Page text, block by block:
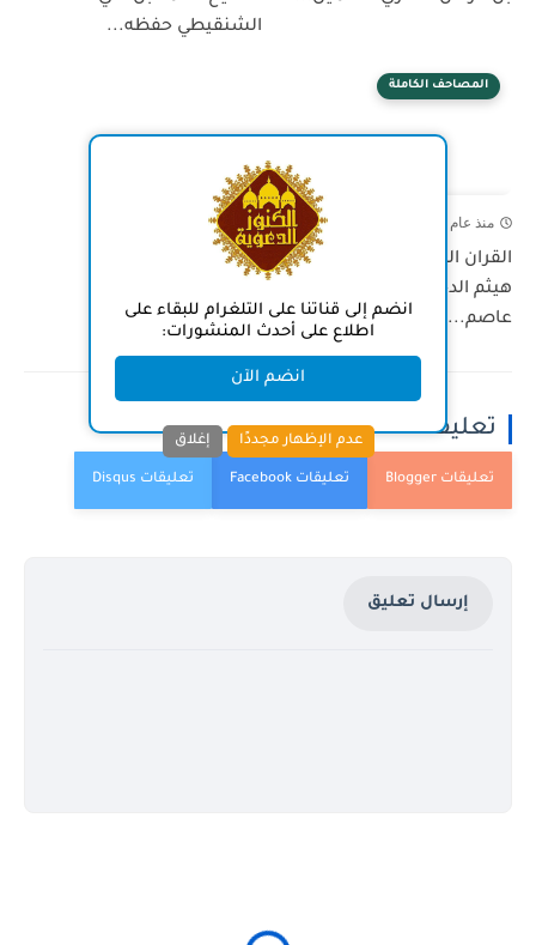
الشنقيطي حفظه...
المصاحف الكاملة
منذ عام
القران الكريم بصوت الشيخ
هيثم الدخين - حفص عن
عاصم...
تعليقات
إرسال تعليق
انضم إلى قناتنا على التلغرام للبقاء على
اطلاع على أحدث المنشورات:
انضم الآن
عدم الإظهار مجددًا إغلاق